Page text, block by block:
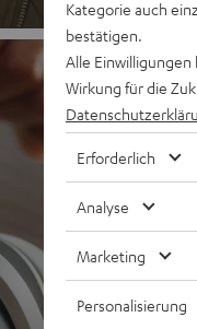
Kategorie auch
bestätigen.
Alle
Wirkung für die
Erforderlich
Analyse
Marketing
Personalisierung